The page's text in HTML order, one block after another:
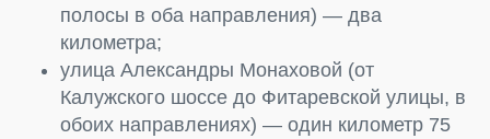
полосы в оба направления) — два
километра;
улица Александры Монаховой (от
Калужского шоссе до Фитаревской улицы, в
обоих направлениях) — один километр 75